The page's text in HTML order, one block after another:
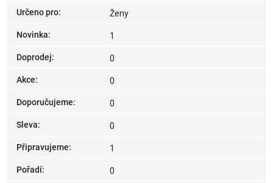
Určeno pro: Ženy
Novinka: 1
Doprodej: 0
Akce: 0
Doporučujeme: 0
Sleva: 0
Připravujeme: 1
Pořadí: 0